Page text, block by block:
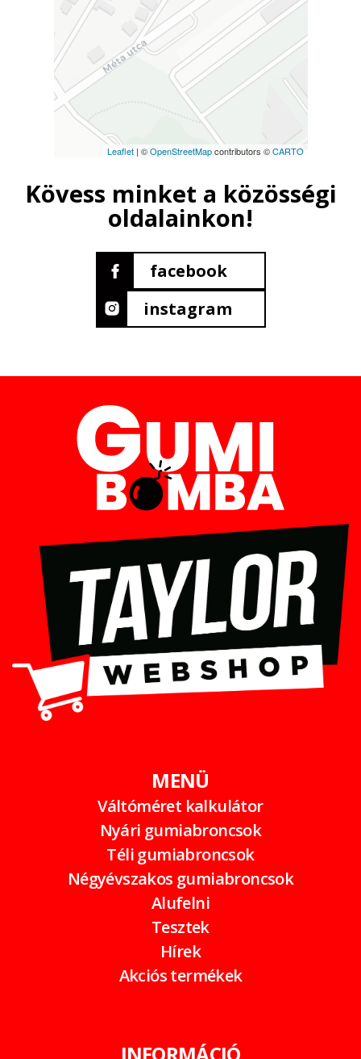
Leaflet| ©OpenStreetMapcontributors ©CARTO
Kövess minket a közösségi
oldalainkon!
facebook
instagram
MENÜ
Váltóméret kalkulátor
Nyári gumiabroncsok
Téli gumiabroncsok
Négyévszakos gumiabroncsok
Alufelni
Tesztek
Hírek
Akciós termékek